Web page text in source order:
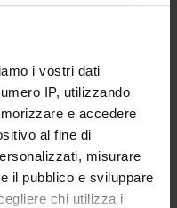
i vostri dati
IP, utilizzando
e accedere
al fine di
misurare
il pubblico e sviluppare
chi utilizza i
dell’arte.